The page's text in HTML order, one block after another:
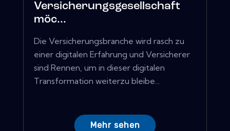
Versicherungsgesellschaft
möc...
Die Versicherungsbranche wird rasch zu
einer digitalen Erfahrung und Versicherer
sind Rennen, um in dieser digitalen
Transformation weiterzu bleibe...
Mehr sehen